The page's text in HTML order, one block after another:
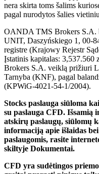
nera skirta toms šalims
pagal nurodytos šalies
OANDA TMS Brokers S.A.
UNIT, Daszyńskiego 1, 00-
registre (Krajowy Rejestr
Įstatinis kapitalas:
Brokers S.A. veiklą prižiuri
Tarnyba (KNF), pagal
(KPWiG-4021-54-1/2004).
Stocks paslauga siūloma
su paslauga CFD. Išsamią
atskirų paslaugų, siūlomų
informaciją apie išlaidas
paslaugomis, rasite
skiltyje Dokumentai.
CFD yra sudėtingos